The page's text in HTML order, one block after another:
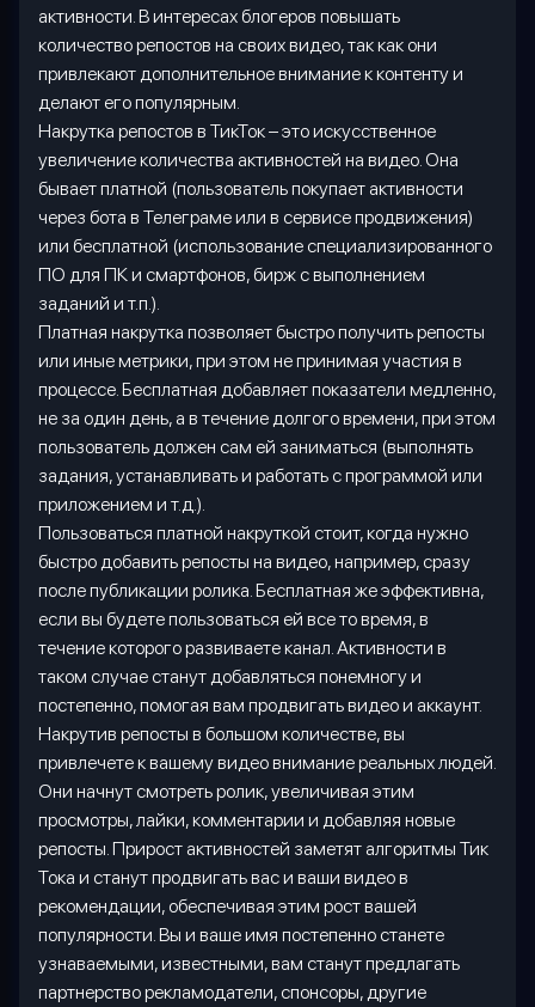
активности. В интересах блогеров повышать
количество репостов на своих видео, так как они
привлекают дополнительное внимание к контенту и
делают его популярным.
Накрутка репостов в ТикТок – это искусственное
увеличение количества активностей на видео. Она
бывает платной (пользователь покупает активности
через бота в Телеграме или в сервисе продвижения)
или бесплатной (использование специализированного
ПО для ПК и смартфонов, бирж с выполнением
заданий и т.п.).
Платная накрутка позволяет быстро получить репосты
или иные метрики, при этом не принимая участия в
процессе. Бесплатная добавляет показатели медленно,
не за один день, а в течение долгого времени, при этом
пользователь должен сам ей заниматься (выполнять
задания, устанавливать и работать с программой или
приложением и т.д.).
Пользоваться платной накруткой стоит, когда нужно
быстро добавить репосты на видео, например, сразу
после публикации ролика. Бесплатная же эффективна,
если вы будете пользоваться ей все то время, в
течение которого развиваете канал. Активности в
таком случае станут добавляться понемногу и
постепенно, помогая вам продвигать видео и аккаунт.
Накрутив репосты в большом количестве, вы
привлечете к вашему видео внимание реальных людей.
Они начнут смотреть ролик, увеличивая этим
просмотры, лайки, комментарии и добавляя новые
репосты. Прирост активностей заметят алгоритмы Тик
Тока и станут продвигать вас и ваши видео в
рекомендации, обеспечивая этим рост вашей
популярности. Вы и ваше имя постепенно станете
узнаваемыми, известными, вам станут предлагать
партнерство рекламодатели, спонсоры, другие